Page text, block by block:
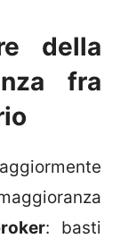
della
fra
: basti